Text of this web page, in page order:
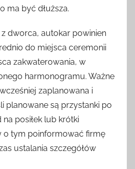
ma być dłuższa.
dworca, autokar powinien
do miejsca ceremonii
zakwaterowania, w
harmonogramu. Ważne
zaplanowana i
planowane są przystanki po
posiłek lub krótki
o tym poinformować firmę
ustalania szczegółów